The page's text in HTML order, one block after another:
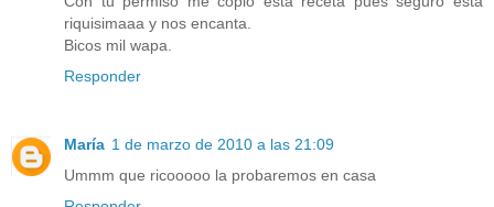
riquisimaaa y nos encanta.
Bicos mil wapa.
Responder
María 1 de marzo de 2010 a las 21:09
Ummm que ricooooo la probaremos en casa